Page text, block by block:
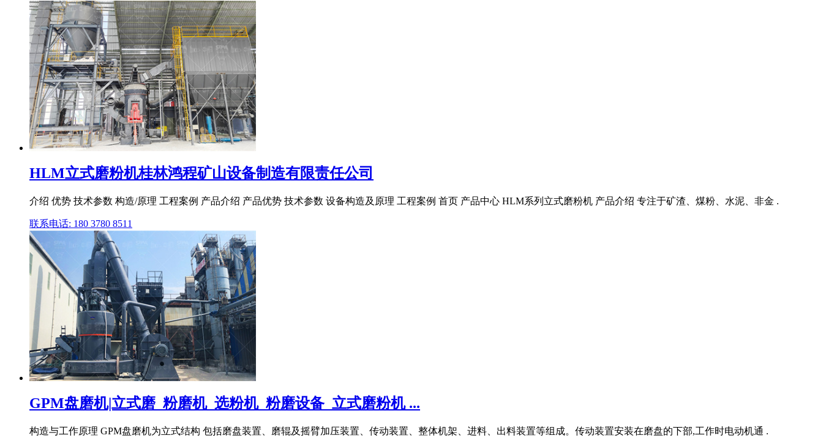
HLM立式磨粉机桂林鸿程矿山设备制造有限责任公司
介绍 优势 技术参数 构造/原理 工程案例 产品介绍 产品优势 技术参数 设备构造及原理 工程案例 首页 产品中心 HLM系列立式磨粉机 产品介绍 专注于矿渣、煤粉、水泥、非金 .
联系电话: 180 3780 8511
GPM盘磨机|立式磨_粉磨机_选粉机_粉磨设备_立式磨粉机 ...
构造与工作原理 GPM盘磨机为立式结构 包括磨盘装置、磨辊及摇臂加压装置、传动装置、整体机架、进料、出料装置等组成。传动装置安装在磨盘的下部,工作时电动机通 .